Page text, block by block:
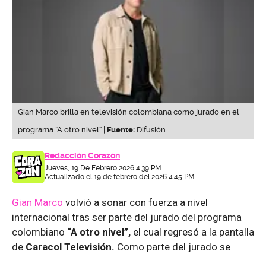
Gian Marco brilla en televisión colombiana como jurado en el
programa “A otro nivel” | Fuente: Difusión
Redacción Corazón
Jueves, 19 De Febrero 2026 4:39 PM
Actualizado el 19 de febrero del 2026 4:45 PM
Gian Marco volvió a sonar con fuerza a nivel
internacional tras ser parte del jurado del programa
colombiano “A otro nivel”, el cual regresó a la pantalla
de Caracol Televisión. Como parte del jurado se